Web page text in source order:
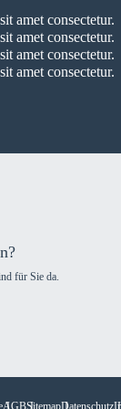
amet consectetur.
amet consectetur.
amet consectetur.
amet consectetur.
für Sie da.
AGBSitemapDatenschutz